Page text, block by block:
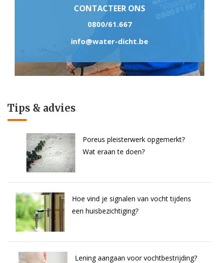
CONTACTEER ONS
0800/61.667
info@water-dicht.be
Tips & advies
Poreus pleisterwerk opgemerkt?
Wat eraan te doen?
Hoe vind je signalen van vocht tijdens
een huisbezichtiging?
Lening aangaan voor vochtbestrijding?